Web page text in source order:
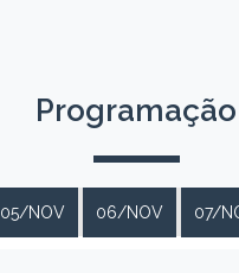
Programação
05/NOV 06/NOV 07/